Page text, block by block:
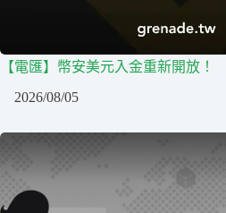
【電匯】幣安美元入金重新開放！
2026/08/05